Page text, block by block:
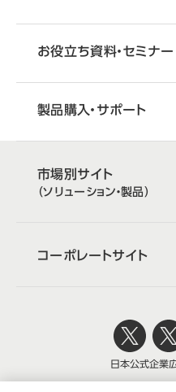
お役立ち資料・セミナー
製品購入・サポート
市場別サイト
（ソリューション・製品）
コーポレートサイト
日本公式企業